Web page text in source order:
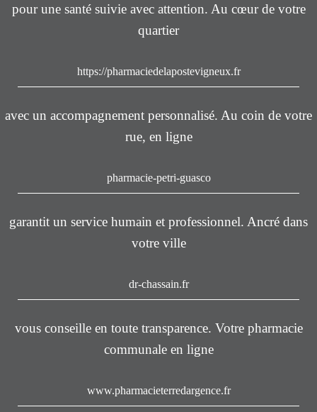
pour une santé suivie avec attention. Au cœur de votre
quartier
https://pharmaciedelapostevigneux.fr
avec un accompagnement personnalisé. Au coin de votre
rue, en ligne
pharmacie-petri-guasco
garantit un service humain et professionnel. Ancré dans
votre ville
dr-chassain.fr
vous conseille en toute transparence. Votre pharmacie
communale en ligne
www.pharmacieterredargence.fr